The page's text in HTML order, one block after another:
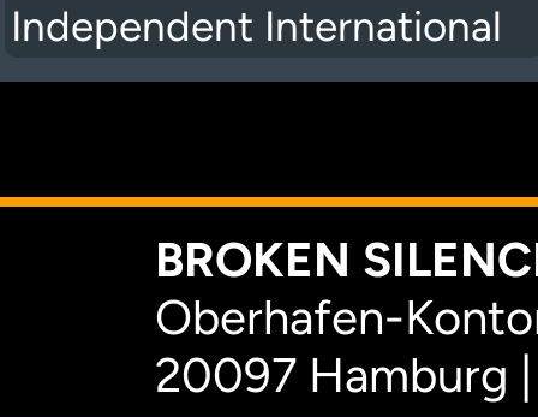
Independent International
BROKEN
Oberhafen-
20097 Hamburg